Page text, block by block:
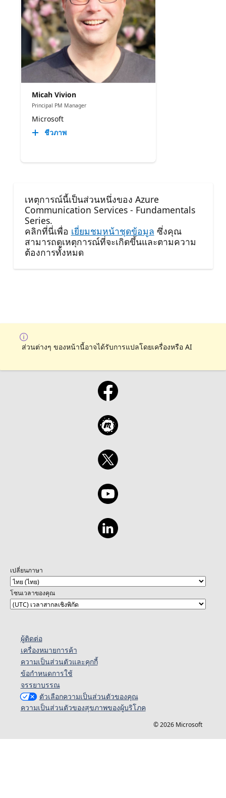
Micah Vivion
Principal PM Manager
Microsoft
ชีวภาพ
เหตุการณ์นี้เป็นส่วนหนึ่งของ Azure
Communication Services - Fundamentals
Series.
คลิกที่นี่เพื่อ เยี่ยมชมหน้าชุดข้อมูล ซึ่งคุณ
สามารถดูเหตุการณ์ที่จะเกิดขึ้นและตามความ
ต้องการทั้งหมด
ส่วนต่างๆ ของหน้านี้อาจได้รับการแปลโดยเครื่องหรือ AI
เปลี่ยนภาษา
โซนเวลาของคุณ
ผู้ติดต่อ
เครื่องหมายการค้า
ความเป็นส่วนตัวและคุกกี้
ข้อกำหนดการใช้
จรรยาบรรณ
ตัวเลือกความเป็นส่วนตัวของคุณ
ความเป็นส่วนตัวของสุขภาพของผู้บริโภค
© 2026 Microsoft